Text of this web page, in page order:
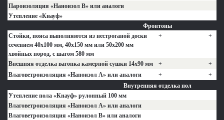
Пароизоляция «Наноизол В» или аналоги
Утепление «Кнауф»
Фронтоны
Стойки, пояса выполняются из нестроганой доски
сечением 40х100 мм, 40х150 мм или 50х200 мм
хвойных пород, с шагом 580 мм
+ +
Внешняя отделка вагонка камерной сушки 14х90 мм +
+
Влаговетроизоляция «Наноизол А» или аналоги
+
+
Внутренняя отделка пол
Утепление пола «Кнауф» рулонный 100 мм
Влаговетроизоляция «Наноизол А» или аналоги
Влаговетроизоляция «Наноизол B» или аналоги